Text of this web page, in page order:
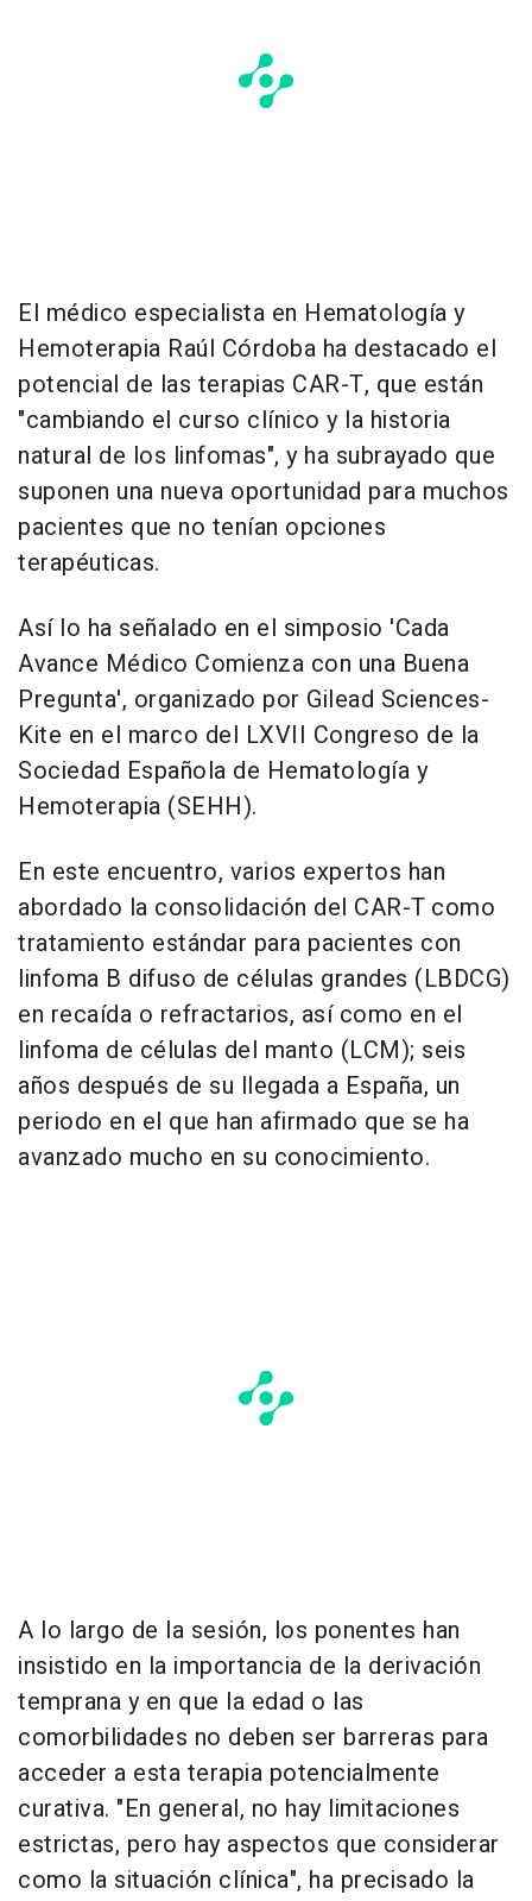
El médico especialista en Hematología y
Hemoterapia Raúl Córdoba ha destacado el
potencial de las terapias CAR-T, que están
"cambiando el curso clínico y la historia
natural de los linfomas", y ha subrayado que
suponen una nueva oportunidad para muchos
pacientes que no tenían opciones
terapéuticas.
Así lo ha señalado en el simposio 'Cada
Avance Médico Comienza con una Buena
Pregunta', organizado por Gilead Sciences-
Kite en el marco del LXVII Congreso de la
Sociedad Española de Hematología y
Hemoterapia (SEHH).
En este encuentro, varios expertos han
abordado la consolidación del CAR-T como
tratamiento estándar para pacientes con
linfoma B difuso de células grandes (LBDCG)
en recaída o refractarios, así como en el
linfoma de células del manto (LCM); seis
años después de su llegada a España, un
periodo en el que han afirmado que se ha
avanzado mucho en su conocimiento.
A lo largo de la sesión, los ponentes han
insistido en la importancia de la derivación
temprana y en que la edad o las
comorbilidades no deben ser barreras para
acceder a esta terapia potencialmente
curativa. "En general, no hay limitaciones
estrictas, pero hay aspectos que considerar
como la situación clínica", ha precisado la